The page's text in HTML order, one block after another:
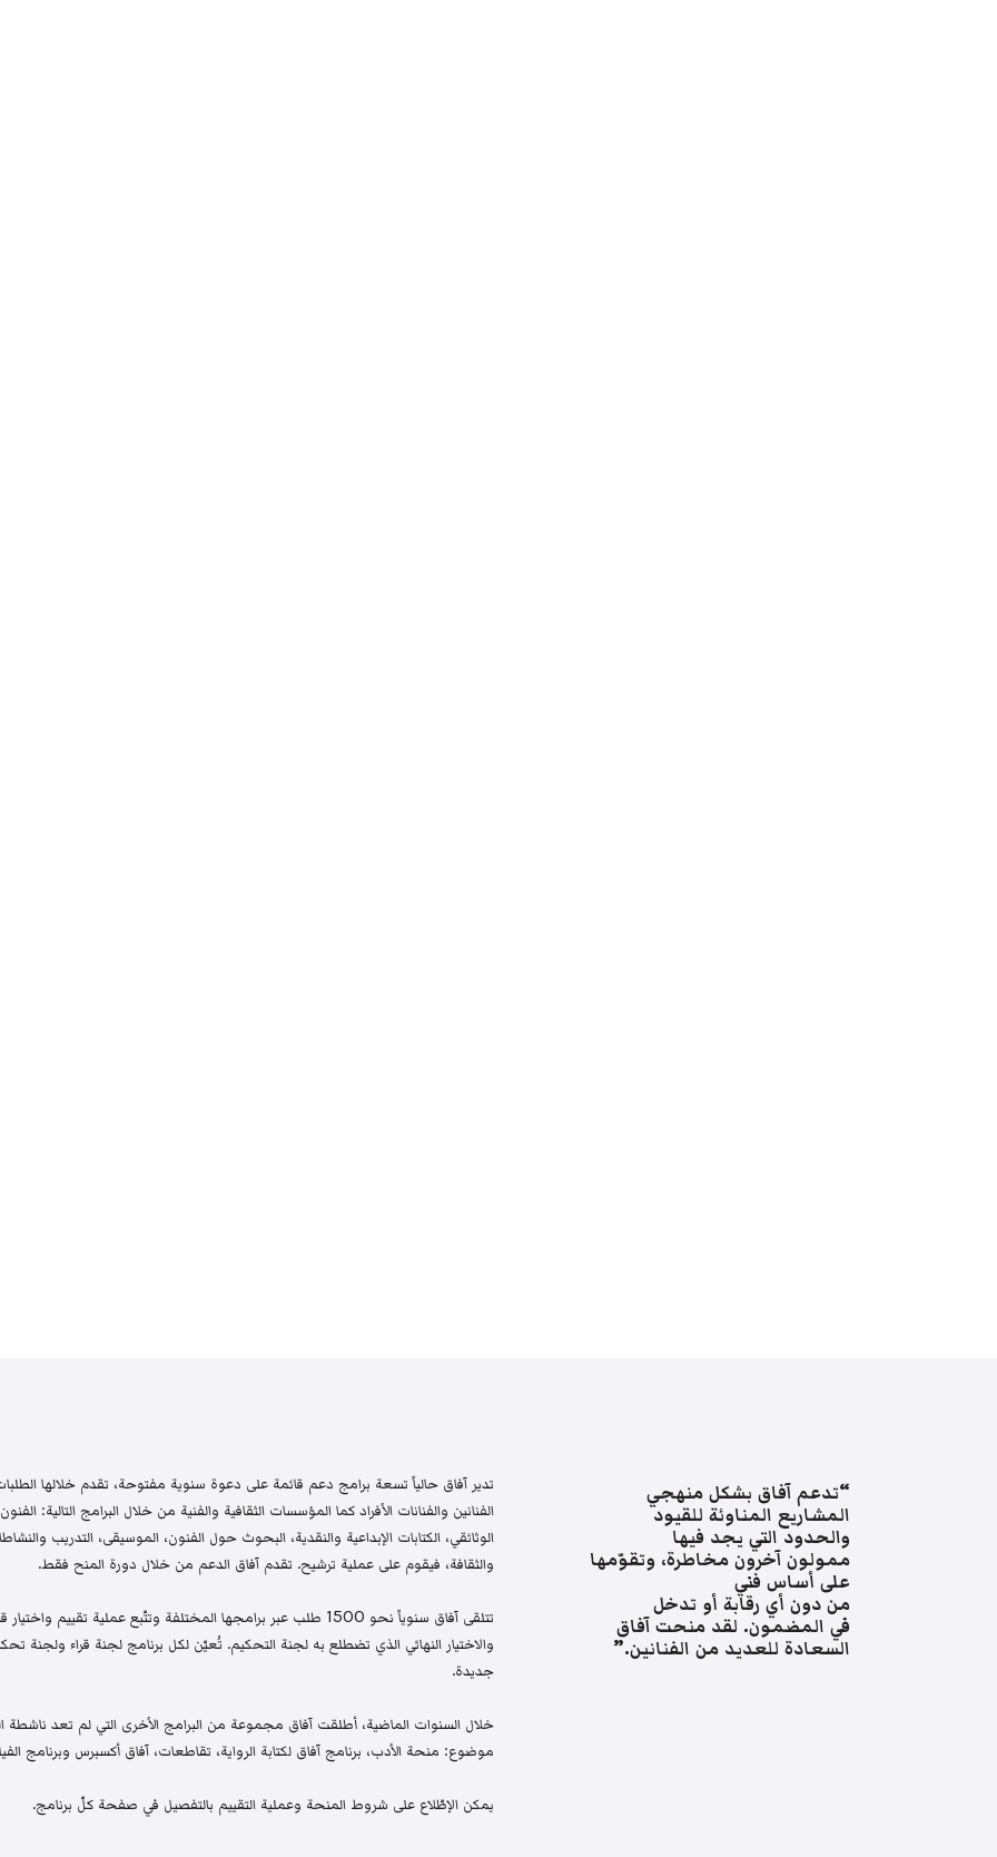
“تدعم آفاق بشكل منهجي
المشاريع المناوئة للقيود
والحدود التي يجد فيها
ممولون آخرون مخاطرة، وتقوّمها
على أساس فني
من دون أي رقابة أو تدخل
في المضمون. لقد منحت آفاق
السعادة للعديد من الفنانين.”
تدير آفاق حالياً تسعة برامج دعم قائمة على دعوة سنوية مفتوحة، تقدم خلالها
الفنانين والفنانات الأفراد كما المؤسسات الثقافية والفنية من خلال البرامج التالية:
الوثائقي، الكتابات الإبداعية والنقدية، البحوث حول الفنون، الموسيقى، التدريب
والثقافة، فيقوم على عملية ترشيح. تقدم آفاق الدعم من خلال دورة المنح فقط.
تتلقى آفاق سنوياً نحو 1500 طلب عبر برامجها المختلفة وتتّبع عملية
والاختيار النهائي الذي تضطلع به لجنة التحكيم. تُعيّن لكل برنامج لجنة قراء
جديدة.
خلال السنوات الماضية، أطلقت آفاق مجموعة من البرامج الأخرى التي لم تعد ناشطة
موضوع: منحة الأدب، برنامج آفاق لكتابة الرواية، تقاطعات، آفاق أكسبرس وبرنامج
يمكن الإطّلاع على شروط المنحة وعملية التقييم بالتفصيل في صفحة كلّ برنامج.